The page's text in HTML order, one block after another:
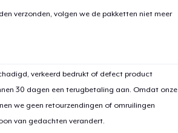
verzonden, volgen we de pakketten niet meer
verkeerd bedrukt of defect product
30 dagen een terugbetaling aan. Omdat onze
we geen retourzendingen of omruilingen
van gedachten verandert.